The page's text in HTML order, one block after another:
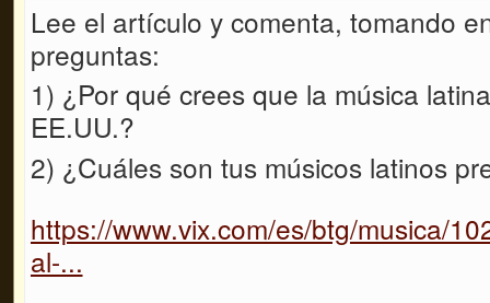
Lee el artículo y comenta, tomando
preguntas:
1) ¿Por qué crees que la música
EE.UU.?
2) ¿Cuáles son tus músicos latinos
https://www.vix.com/es/btg/musica/
al-...